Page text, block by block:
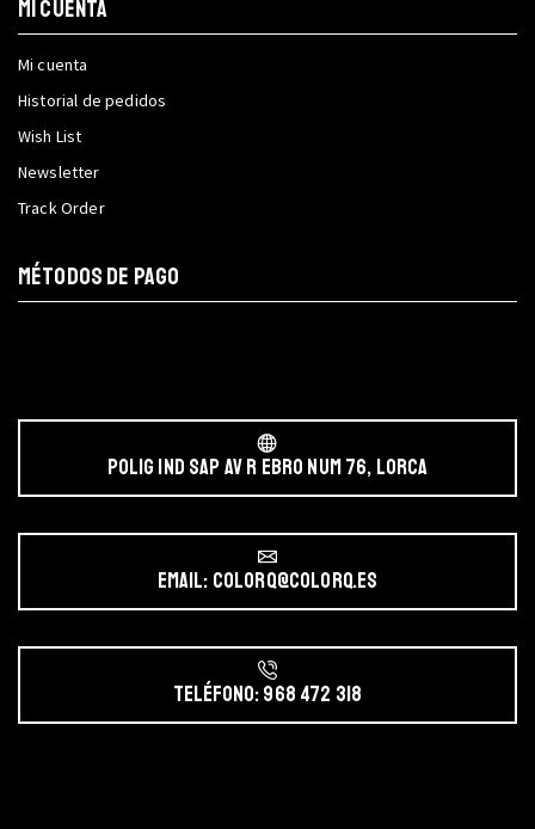
Mi cuenta
Mi cuenta
Historial de pedidos
Wish List
Newsletter
Track Order
MÉTODOS DE PAGO
POLIG IND SAP AV r EBRO NUM 76, LORCA
Email: colorq@colorq.es
Teléfono: 968 472 318